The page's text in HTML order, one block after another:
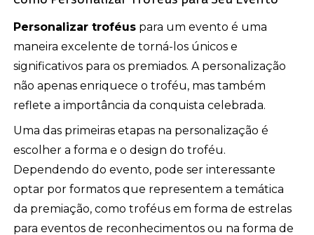
Personalizar troféus para um evento é uma
maneira excelente de torná-los únicos e
significativos para os premiados. A personalização
não apenas enriquece o troféu, mas também
reflete a importância da conquista celebrada.
Uma das primeiras etapas na personalização é
escolher a forma e o design do troféu.
Dependendo do evento, pode ser interessante
optar por formatos que representem a temática
da premiação, como troféus em forma de estrelas
para eventos de reconhecimentos ou na forma de